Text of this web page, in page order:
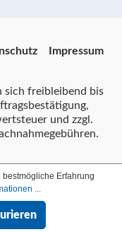
Impressum
sich freibleibend bis
und zzgl.
Erfahrung
...